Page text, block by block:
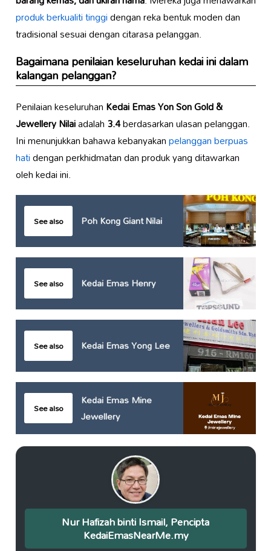
produk berkualiti tinggidengan reka bentuk moden dan
tradisional sesuai dengan citarasa pelanggan.
Bagaimana penilaian keseluruhan kedai ini dalam
kalangan pelanggan?
Penilaian keseluruhanKedai Emas Yon Son Gold &
Jewellery Nilaiadalah3.4berdasarkan ulasan pelanggan.
Ini menunjukkan bahawa kebanyakanpelanggan berpuas
hatidengan perkhidmatan dan produk yang ditawarkan
oleh kedai ini.
See also Poh Kong Giant Nilai
See also Kedai Emas Henry
See also Kedai Emas Yong Lee
See also
Kedai Emas Mine
Jewellery
Nur Hafizah binti Ismail, Pencipta
KedaiEmasNearMe.my